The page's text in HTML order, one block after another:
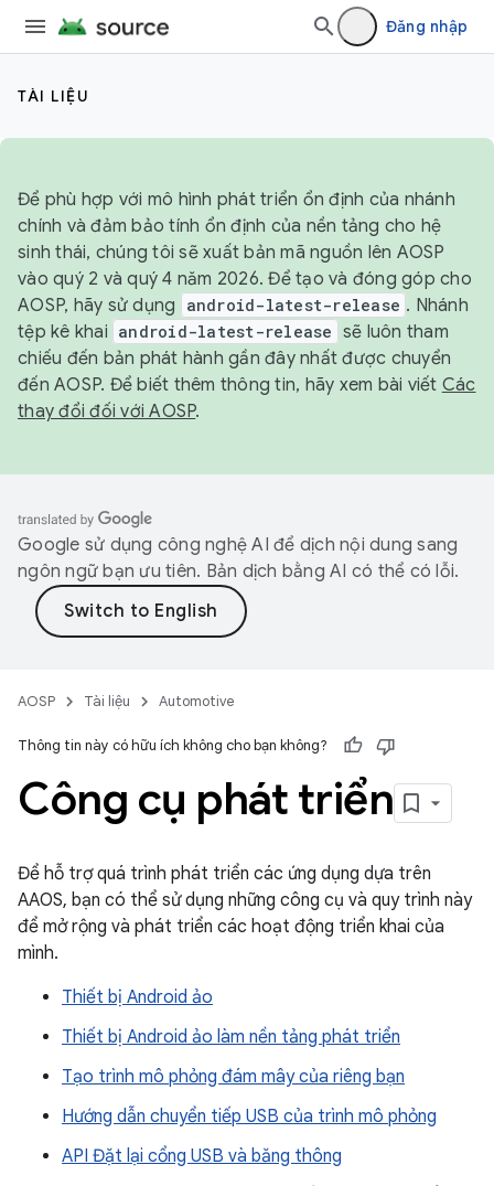
Đăng nhập
TÀI LIỆU
Để phù hợp với mô hình phát triển ổn định của nhánh
chính và đảm bảo tính ổn định của nền tảng cho hệ
sinh thái, chúng tôi sẽ xuất bản mã nguồn lên AOSP
vào quý 2 và quý 4 năm 2026. Để tạo và đóng góp cho
AOSP, hãy sử dụng
android-latest-release . Nhánh
tệp kê khai android-latest-release sẽ luôn tham
chiếu đến bản phát hành gần đây nhất được chuyển
đến AOSP. Để biết thêm thông tin, hãy xem bài viết Các
thay đổi đối với AOSP.
Google sử dụng công nghệ AI để dịch nội dung sang
ngôn ngữ bạn ưu tiên. Bản dịch bằng AI có thể có lỗi.
AOSP Tài liệu Automotive
Thông tin này có hữu ích không cho bạn không?
Công cụ phát triển
Để hỗ trợ quá trình phát triển các ứng dụng dựa trên
AAOS, bạn có thể sử dụng những công cụ và quy trình này
để mở rộng và phát triển các hoạt động triển khai của
mình.
Thiết bị Android ảo
Thiết bị Android ảo làm nền tảng phát triển
Tạo trình mô phỏng đám mây của riêng bạn
Hướng dẫn chuyển tiếp USB của trình mô phỏng
API Đặt lại cổng USB và băng thông